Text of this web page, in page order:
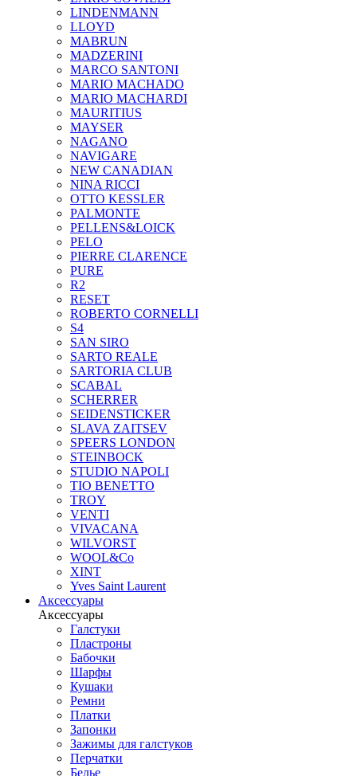
LINDENMANN
LLOYD
MABRUN
MADZERINI
MARCO SANTONI
MARIO MACHADO
MARIO MACHARDI
MAURITIUS
MAYSER
NAGANO
NAVIGARE
NEW CANADIAN
NINA RICCI
OTTO KESSLER
PALMONTE
PELLENS&LOICK
PELO
PIERRE CLARENCE
PURE
R2
RESET
ROBERTO CORNELLI
S4
SAN SIRO
SARTO REALE
SARTORIA CLUB
SCABAL
SCHERRER
SEIDENSTICKER
SLAVA ZAITSEV
SPEERS LONDON
STEINBOCK
STUDIO NAPOLI
TIO BENETTO
TROY
VENTI
VIVACANA
WILVORST
WOOL&Co
XINT
Yves Saint Laurent
Аксессуары
Аксессуары
Галстуки
Пластроны
Бабочки
Шарфы
Кушаки
Ремни
Платки
Запонки
Зажимы для галстуков
Перчатки
Белье